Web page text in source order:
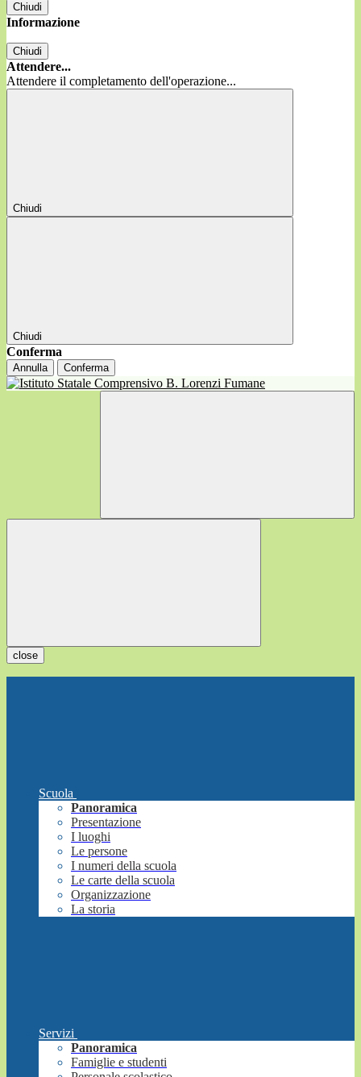
Chiudi
Informazione
Chiudi
Attendere...
Attendere il completamento dell'operazione...
Chiudi
Chiudi
Conferma
Annulla Conferma
close
Scuola
Panoramica
Presentazione
I luoghi
Le persone
I numeri della scuola
Le carte della scuola
Organizzazione
La storia
Servizi
Panoramica
Famiglie e studenti